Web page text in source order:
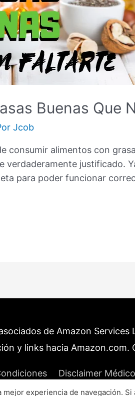
Buenas Que
Jcob
consumir alimentos con
verdaderamente justificado.
para poder funcionar
de Amazon
y links hacia
Disclaimer Médico
experiencia de navegación.